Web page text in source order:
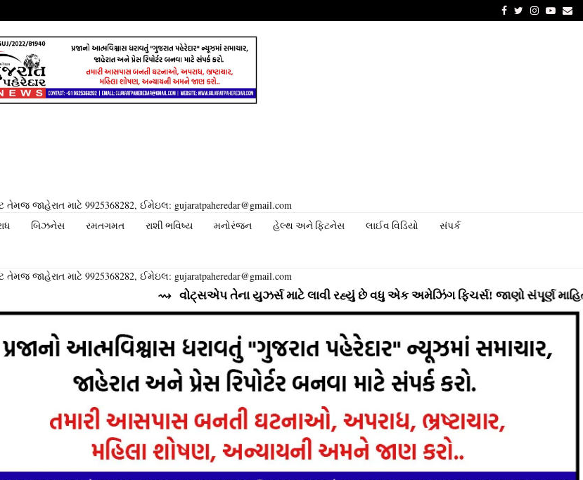
FacebookTwitter
Instagram
તેમજ જાહેરાત માટે 9925368282, ઈમેઇલ: gujaratpaheredar@gmail.com
બિઝનેસ રમતગમત રાશી ભવિષ્ય મનોરંજન હેલ્થ અને ફિટનેસ લાઈવ વિડિયો સંપર્ક
તેમજ જાહેરાત માટે 9925368282, ઈમેઇલ: gujaratpaheredar@gmail.com
⇝ વોટ્સએપ તેના યુઝર્સ માટે લાવી રહ્યું છે વધુ એક અમેઝિંગ ફિચર્સ! જાણો સંપૂર્ણ માહિતી ⇝